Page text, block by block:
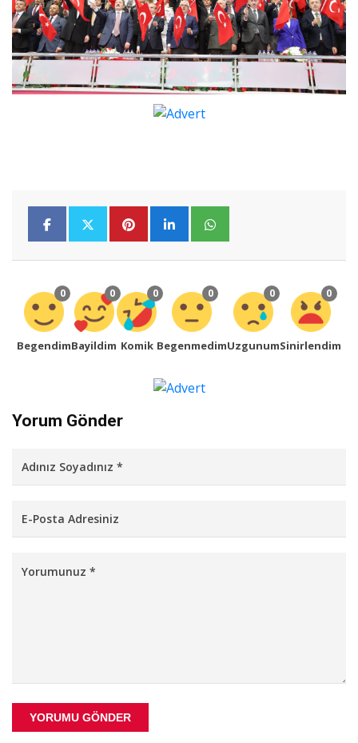
0
Begendim
0
Bayildim
0
Komik
0
Begenmedim
0
Uzgunum
0
Sinirlendim
Yorum Gönder
YORUMU GÖNDER